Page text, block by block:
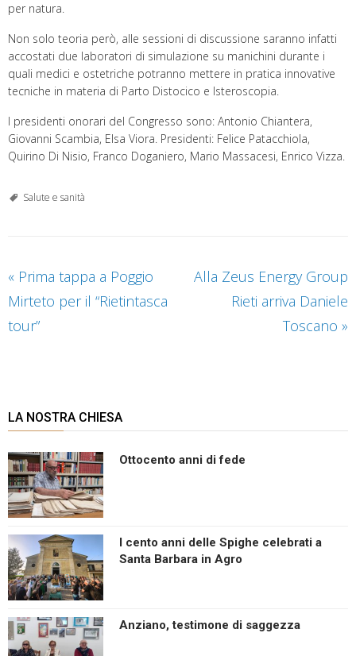
per natura.
Non solo teoria però, alle sessioni di discussione saranno infatti
accostati due laboratori di simulazione su manichini durante i
quali medici e ostetriche potranno mettere in pratica innovative
tecniche in materia di Parto Distocico e Isteroscopia.
I presidenti onorari del Congresso sono: Antonio Chiantera,
Giovanni Scambia, Elsa Viora. Presidenti: Felice Patacchiola,
Quirino Di Nisio, Franco Doganiero, Mario Massacesi, Enrico Vizza.
Salute e sanità
« Prima tappa a Poggio
Mirteto per il “Rietintasca
tour”
Alla Zeus Energy Group
Rieti arriva Daniele
Toscano »
LA NOSTRA CHIESA
Ottocento anni di fede
I cento anni delle Spighe celebrati a
Santa Barbara in Agro
Anziano, testimone di saggezza